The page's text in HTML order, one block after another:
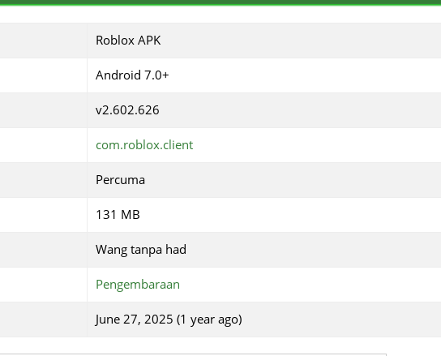
Roblox APK
Android 7.0+
v2.602.626
com.roblox.client
Percuma
131 MB
Wang tanpa had
Pengembaraan
June 27, 2025 (1 year ago)